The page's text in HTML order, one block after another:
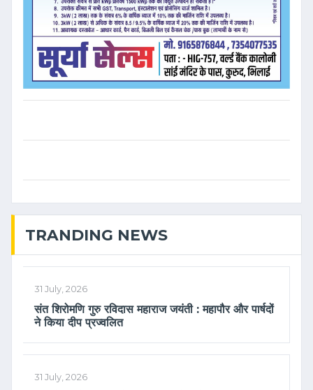
TRANDING NEWS
31 July, 2026
संत शिरोमणि गुरु रविदास महाराज जयंती : महापौर और पार्षदों
ने किया दीप प्रज्वलित
31 July, 2026